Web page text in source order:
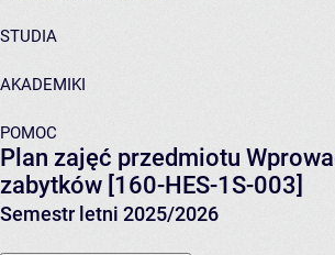
STUDIA
AKADEMIKI
POMOC
Plan zajęć przedmiotu
zabytków [160-HES-1S-003]
Semestr letni 2025/2026